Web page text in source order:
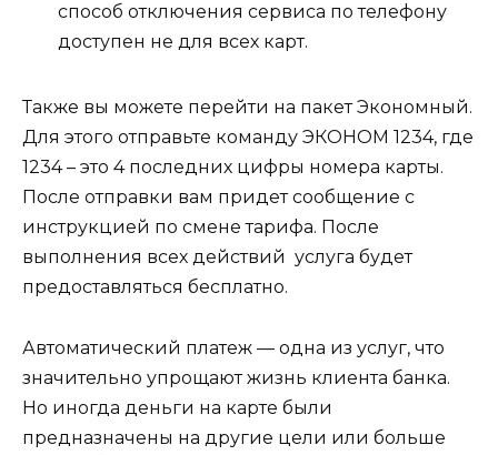
способ отключения сервиса по телефону
доступен не для всех карт.
Также вы можете перейти на пакет Экономный.
Для этого отправьте команду ЭКОНОМ 1234, где
1234 – это 4 последних цифры номера карты.
После отправки вам придет сообщение с
инструкцией по смене тарифа. После
выполнения всех действий услуга будет
предоставляться бесплатно.
Автоматический платеж — одна из услуг, что
значительно упрощают жизнь клиента банка.
Но иногда деньги на карте были
предназначены на другие цели или больше